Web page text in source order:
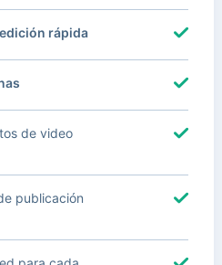
rápida
de video
publicación